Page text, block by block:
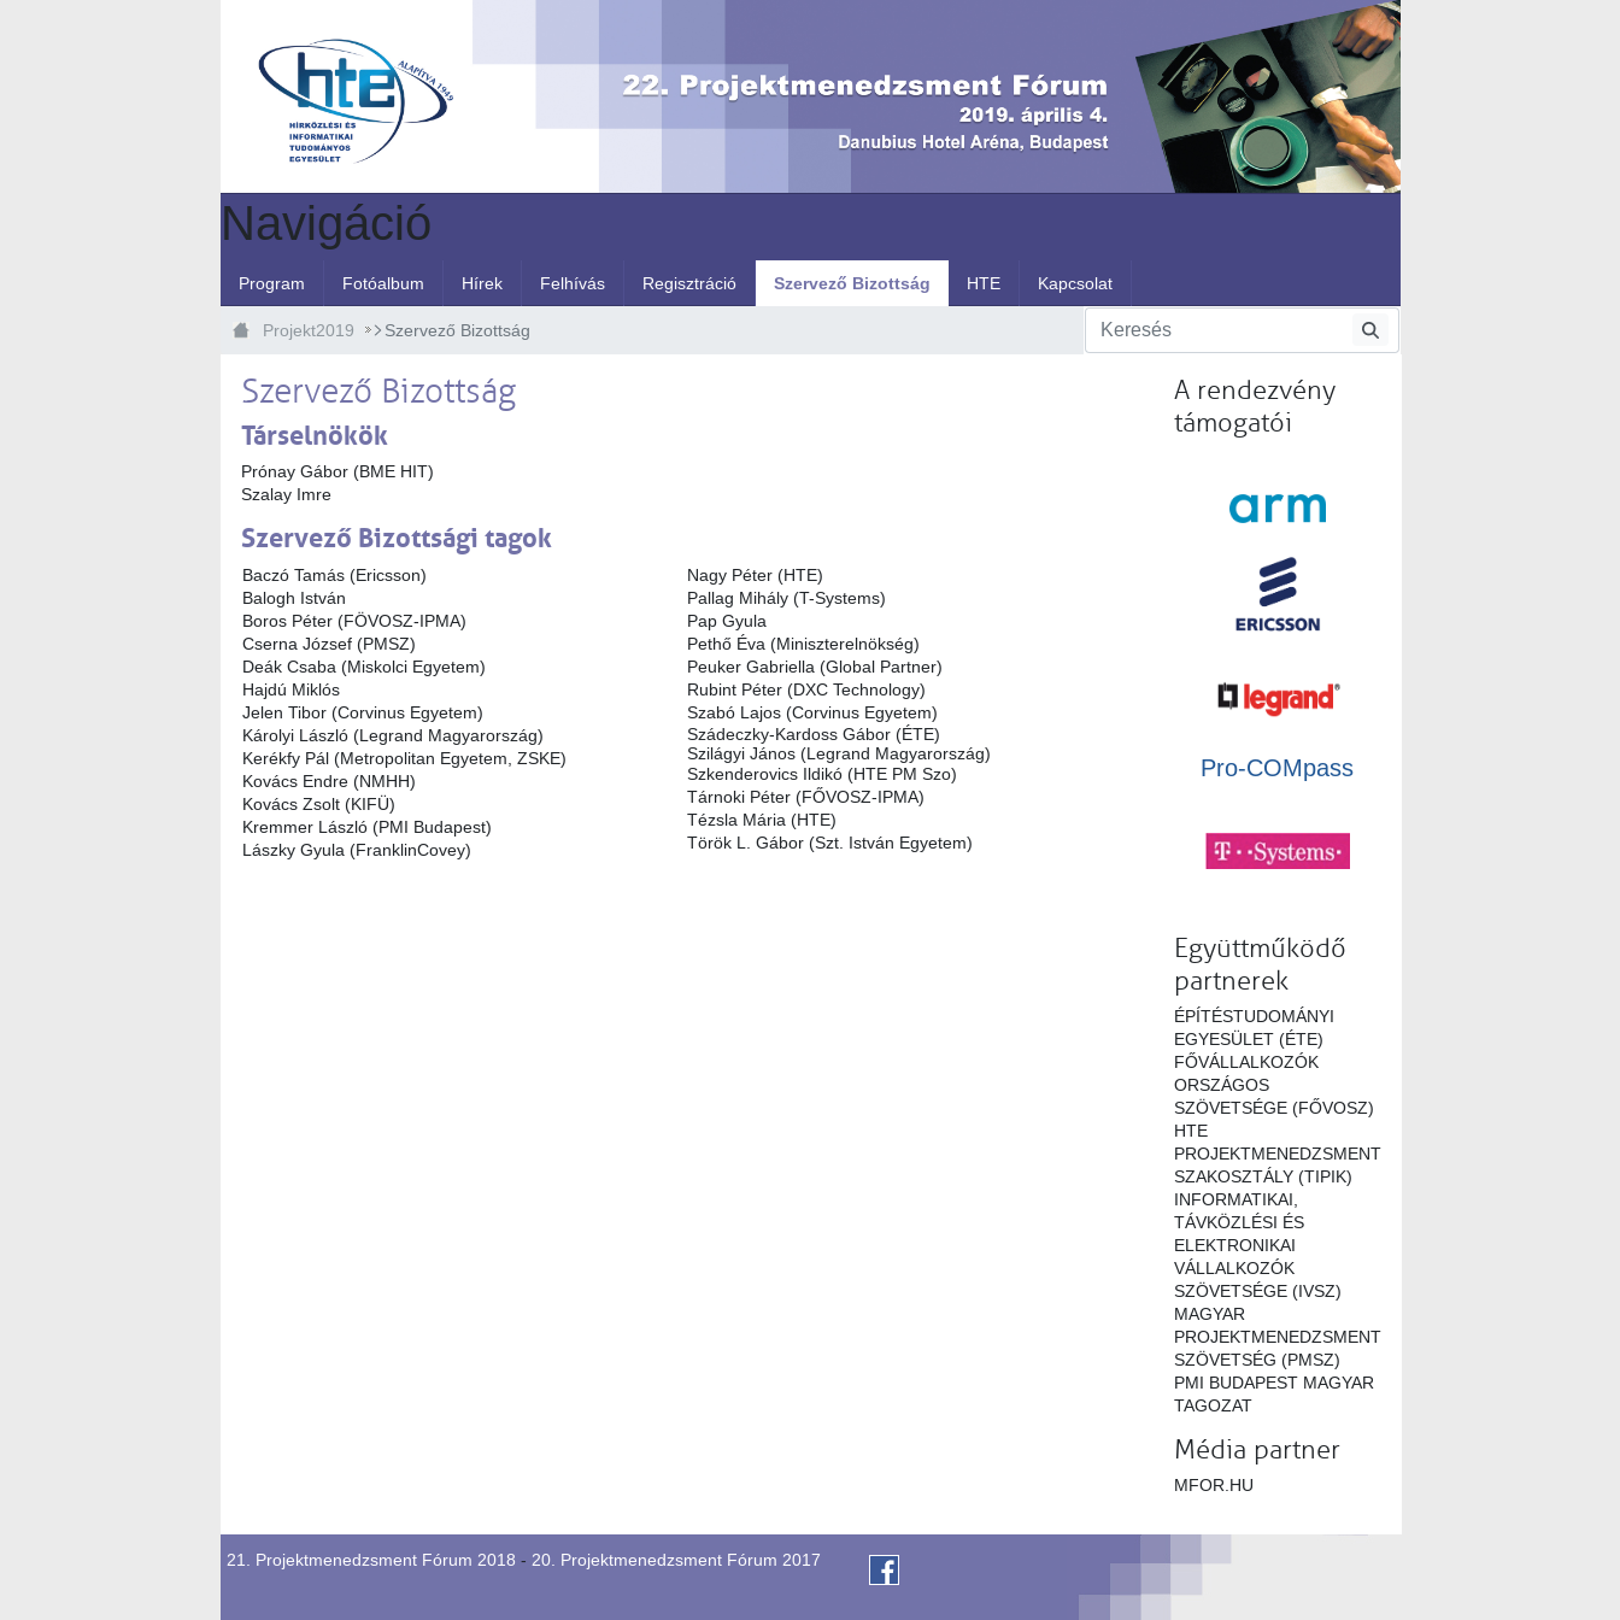
Navigáció
Program Fotóalbum Hírek Felhívás Regisztráció Szervező Bizottság HTE Kapcsolat
Projekt2019 Szervező Bizottság
Szervező Bizottság
Társelnökök
Prónay Gábor (BME HIT)
Szalay Imre
Szervező Bizottsági tagok
Baczó Tamás (Ericsson)
Balogh István
Boros Péter (FÖVOSZ-IPMA)
Cserna József (PMSZ)
Deák Csaba (Miskolci Egyetem)
Hajdú Miklós
Jelen Tibor (Corvinus Egyetem)
Károlyi László (Legrand Magyarország)
Kerékfy Pál (Metropolitan Egyetem, ZSKE)
Kovács Endre (NMHH)
Kovács Zsolt (KIFÜ)
Kremmer László (PMI Budapest)
Lászky Gyula (FranklinCovey)
Nagy Péter (HTE)
Pallag Mihály (T-Systems)
Pap Gyula
Pethő Éva (Miniszterelnökség)
Peuker Gabriella (Global Partner)
Rubint Péter (DXC Technology)
Szabó Lajos (Corvinus Egyetem)
Szádeczky-Kardoss Gábor (ÉTE)
Szilágyi János (Legrand Magyarország)
Szkenderovics Ildikó (HTE PM Szo)
Tárnoki Péter (FŐVOSZ-IPMA)
Tézsla Mária (HTE)
Török L. Gábor (Szt. István Egyetem)
A rendezvény
támogatói
Pro-COMpass
Együttműködő
partnerek
ÉPÍTÉSTUDOMÁNYI
EGYESÜLET (ÉTE)
FŐVÁLLALKOZÓK
ORSZÁGOS
SZÖVETSÉGE (FŐVOSZ)
HTE
PROJEKTMENEDZSMENT
SZAKOSZTÁLY (TIPIK)
INFORMATIKAI,
TÁVKÖZLÉSI ÉS
ELEKTRONIKAI
VÁLLALKOZÓK
SZÖVETSÉGE (IVSZ)
MAGYAR
PROJEKTMENEDZSMENT
SZÖVETSÉG (PMSZ)
PMI BUDAPEST MAGYAR
TAGOZAT
Média partner
MFOR.HU
21. Projektmenedzsment Fórum 2018 - 20. Projektmenedzsment Fórum 2017